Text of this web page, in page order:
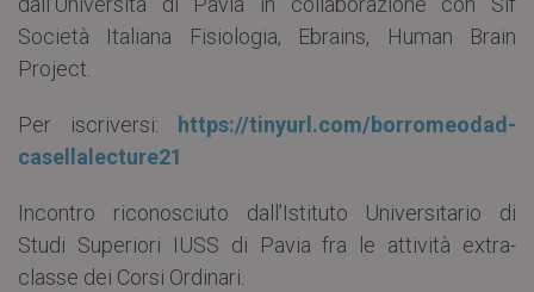
Società Italiana Fisiologia, Ebrains, Human Brain
Project.
Per iscriversi: https://tinyurl.com/borromeodad-
casellalecture21
Incontro riconosciuto dall’Istituto Universitario di
Studi Superiori IUSS di Pavia fra le attività extra-
classe dei Corsi Ordinari.